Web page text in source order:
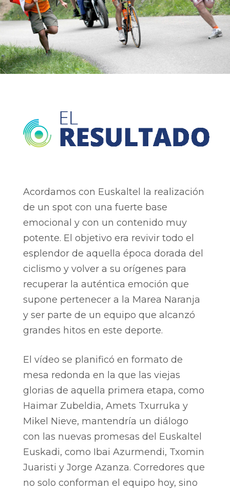
Acordamos con Euskaltel la realización
de un spot con una fuerte base
emocional y con un contenido muy
potente. El objetivo era revivir todo el
esplendor de aquella época dorada del
ciclismo y volver a su orígenes para
recuperar la auténtica emoción que
supone pertenecer a la Marea Naranja
y ser parte de un equipo que alcanzó
grandes hitos en este deporte.
El vídeo se planificó en formato de
mesa redonda en la que las viejas
glorias de aquella primera etapa, como
Haimar Zubeldia, Amets Txurruka y
Mikel Nieve, mantendría un diálogo
con las nuevas promesas del Euskaltel
Euskadi, como Ibai Azurmendi, Txomin
Juaristi y Jorge Azanza. Corredores que
no solo conforman el equipo hoy, sino